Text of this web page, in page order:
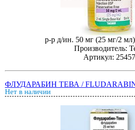
р-р д/ин. 50 мг (25 мг/2
Производитель:
Артикул: 25457
ФЛУДАРАБИН ТЕВА /
Нет в наличии